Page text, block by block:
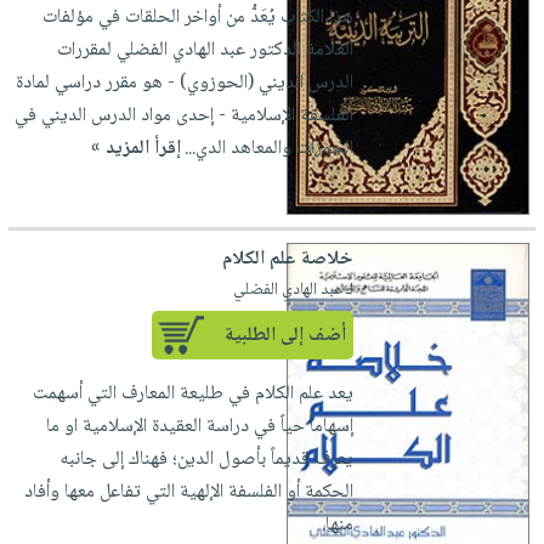
العناية
بالأسنان
الحمية
والتغذية
أدوات
المائدة
الأوعية
والتخزين
أدوات
المطبخ
الأكثر
مبيعاً
العودة
للمدارس
اكسسوارات
كتب
اكسسوارات
منزلية
اكسسوارات
مطرزات
حقائب
بالذات
شحن
مجاني
بنود
مختارة
اشتراكات
كل
الاشتراكات
صندوق
القراءة
iKitab
بحث
متقدم
نيل
وفرات
سياسة
الشركة
لائحة
الأمنيات
هذا الكتاب يُعَدُّ من أواخر الحلقات في مؤلفات
العلامة الدكتور عبد الهادي الفضلي لمقررات
الدرس الديني (الحوزوي) - هو مقرر دراسي لمادة
الفلسفة الإسلامية - إحدى مواد الدرس الديني في
الحوزات والمعاهد الدي...إقرأ المزيد »
خلاصة علم الكلام
لـ عبد الهادي الفضلي
أضف إلى الطلبية
يعد علم الكلام في طليعة المعارف التي أسهمت
إسهاماً حياً في دراسة العقيدة الإسلامية او ما
يعرف قديماً بأصول الدين؛ فهناك إلى جانبه
الحكمة أو الفلسفة الإلهية التي تفاعل معها وأفاد
منها.